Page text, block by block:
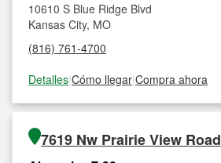
10610 S Blue Ridge Blvd
Kansas City, MO
(816) 761-4700
Detalles|Cómo llegar|Compra ahora
7619 Nw Prairie View Road